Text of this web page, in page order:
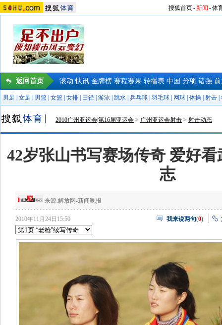
搜狐首页-新闻 -体
返回首页 滚动 快讯 金牌榜 赛程赛果 转播表 中国 分项 诸强
男足 女足 男篮 女篮 女排 田径 游泳 跳水 乒乓球 羽毛球 网球 体操 射击
2010广州亚运会|第16届亚运会 > 广州亚运会射击 > 射击动态
42岁张山书写赛场传奇 爱好
志
来源:解放网-新闻晚报
2010年11月24日15:50 我来说两句(0)